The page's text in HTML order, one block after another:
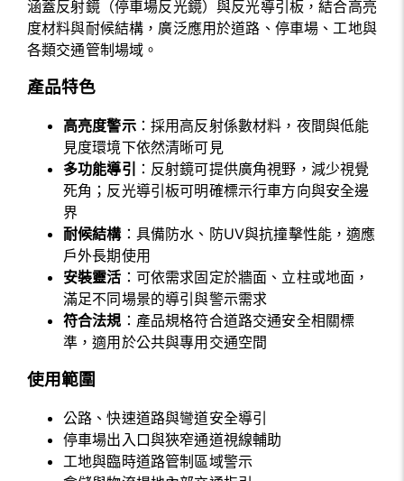
涵蓋反射鏡（停車場反光鏡）與反光導引板，結合高亮
度材料與耐候結構，廣泛應用於道路、停車場、工地與
各類交通管制場域。
產品特色
高亮度警示：採用高反射係數材料，夜間與低能
見度環境下依然清晰可見
多功能導引 ：反射鏡可提供廣角視野，減少視覺
死角；反光導引板可明確標示行車方向與安全邊
界
耐候結構：具備防水、防UV與抗撞擊性能，適應
戶外長期使用
安裝靈活 ：可依需求固定於牆面、立柱或地面，
滿足不同場景的導引與警示需求
符合法規 ：產品規格符合道路交通安全相關標
準，適用於公共與專用交通空間
使用範圍
公路、快速道路與彎道安全導引
停車場出入口與狹窄通道視線輔助
工地與臨時道路管制區域警示